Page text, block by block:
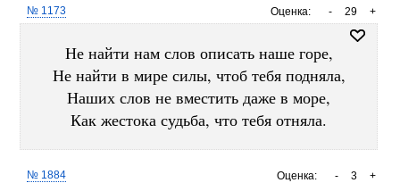
Оценка: +
29
-
№ 1173
Не найти нам слов описать наше горе,
Не найти в мире силы, чтоб тебя подняла,
Наших слов не вместить даже в море,
Как жестока судьба, что тебя отняла.
Оценка: +
3
-
№ 1884